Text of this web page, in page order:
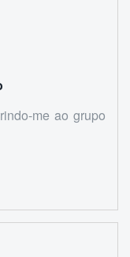
me ao grupo